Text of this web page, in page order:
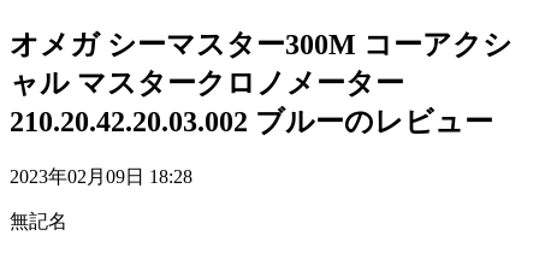
オメガ シーマスター300M コーアクシ
ャル マスタークロノメーター
210.20.42.20.03.002 ブルーのレビュー
2023年02月09日 18:28
無記名